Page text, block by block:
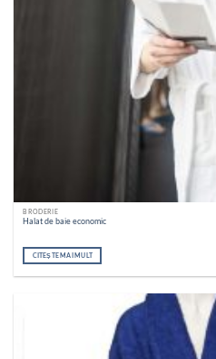
BRODERIE
Halat de baie economic
CITEȘTE MAI MULT